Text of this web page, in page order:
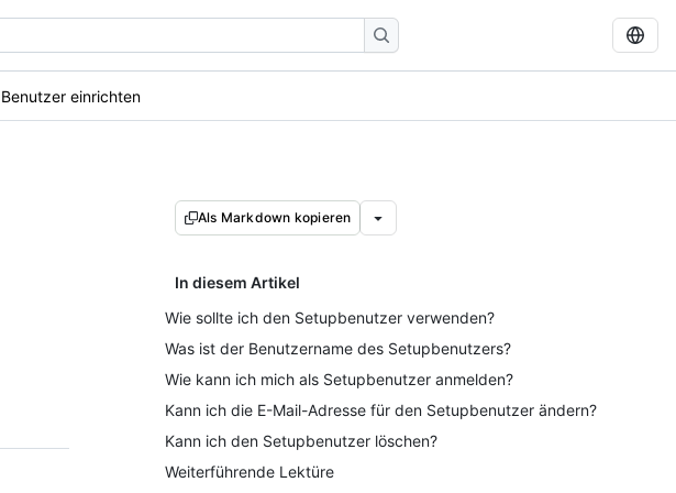
Benutzer einrichten
Als Markdown kopieren
In diesem Artikel
Wie sollte ich den Setupbenutzer verwenden?
Was ist der Benutzername des Setupbenutzers?
Wie kann ich mich als Setupbenutzer anmelden?
Kann ich die E-Mail-Adresse für den Setupbenutzer ändern?
Kann ich den Setupbenutzer löschen?
Weiterführende Lektüre